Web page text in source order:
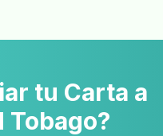
tu Carta a
Tobago?